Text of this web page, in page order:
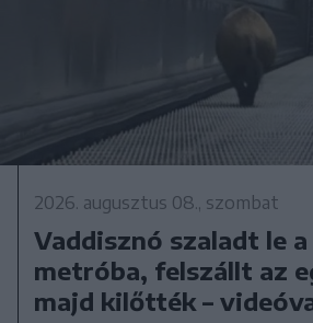
2026. augusztus 08., szombat
Vaddisznó szaladt le
metróba, felszállt az
majd kilőtték –